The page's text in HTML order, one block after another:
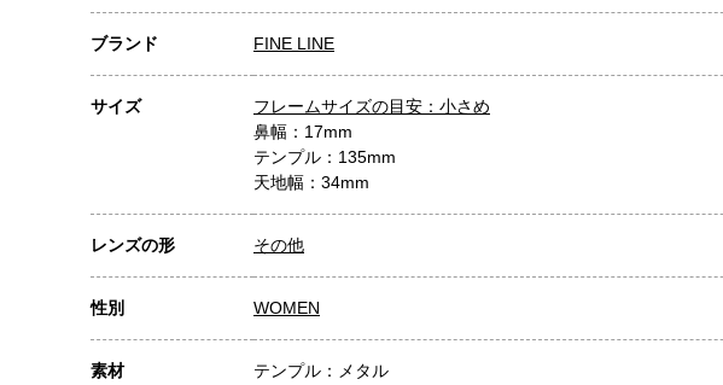
ブランド FINE LINE
サイズ
フレームサイズの目安：小さめ
鼻幅：17mm
テンプル：135mm
天地幅：34mm
レンズの形 その他
性別 WOMEN
素材
テンプル：メタル